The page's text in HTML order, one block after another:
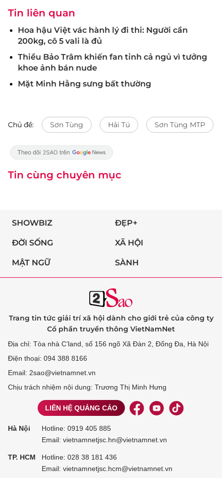
Tin liên quan
Hoa hậu Việt vác hành lý đi thi: Người cần
200kg, cô 5 vali là đủ
Thiều Bảo Trâm khiến fan tỉnh cả ngủ vì tưởng
khoe ảnh bán nude
Mặt Minh Hằng sưng bất thường
Chủ đề: Sơn Tùng Hải Tú Sơn Tùng MTP
Tin cùng chuyên mục
SHOWBIZ ĐẸP+
ĐỜI SỐNG XÃ HỘI
MẬT NGỮ SÀNH
Trang tin tức giải trí xã hội dành cho giới trẻ của công ty
Cổ phần truyền thông VietNamNet
Địa chỉ: Tòa nhà C’land, số 156 ngõ Xã Đàn 2, Đống Đa, Hà Nội
Điện thoại: 094 388 8166
Email: 2sao@vietnamnet.vn
Chịu trách nhiệm nội dung: Trương Thị Minh Hưng
LIÊN HỆ QUẢNG CÁO
Hà Nội Hotline: 0919 405 885
Email: vietnamnetjsc.hn@vietnamnet.vn
TP. HCM Hotline: 028 38 181 436
Email: vietnamnetjsc.hcm@vietnamnet.vn